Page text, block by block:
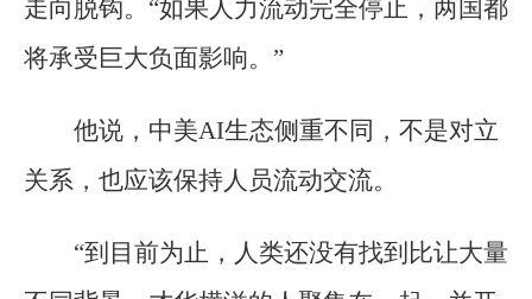
走向脱钩。“如果人力流动完全停止，两国都
将承受巨大负面影响。”
他说，中美AI生态侧重不同，不是对立
关系，也应该保持人员流动交流。
“到目前为止，人类还没有找到比让大量